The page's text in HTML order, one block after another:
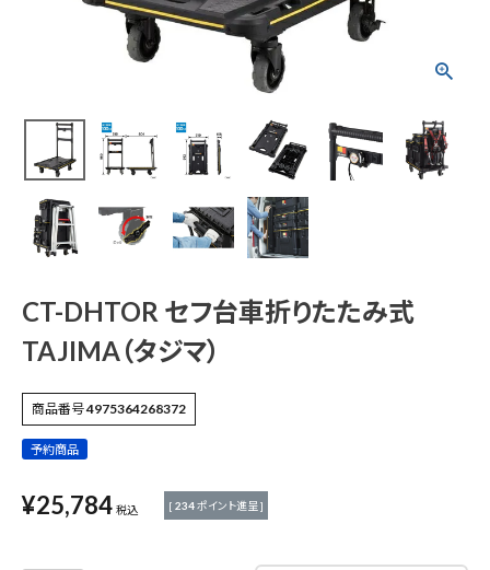
CT-DHTOR セフ台
車折りたたみ式 TAJI
電動工具
エアー工具・機械工具
先端工具
作業工具・大工道具
測定工具・筆記具
CT-DHTOR セフ台車折りたたみ式
TAJIMA（タジマ）
商品番号4975364268372
予約商品
¥25,784 税込 [ 234ポイント進呈 ]